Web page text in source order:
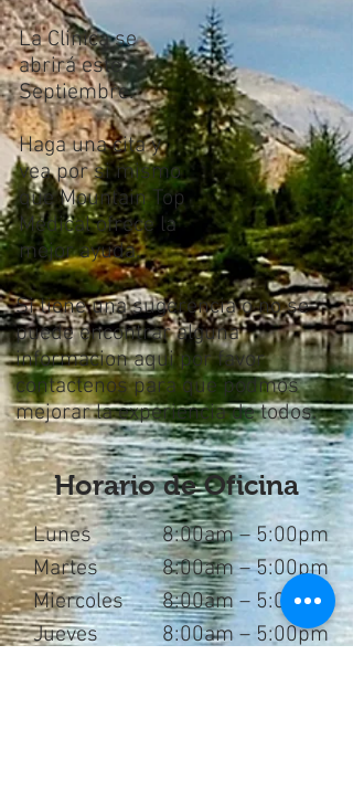
La Clinica se
abrirá este
Septiembre.
Haga una cita y
vea por si mismo
que Mountain Top
Medical ofrece la
mejor ayuda.
Si tiene una sugerencia o no se
puede encontrar alguna
informacion aqui por favor
contactenos para que podmos
mejorar la experiencia de todos.
Horario de Oficina
Lunes
Martes
Miercoles
Jueves
8:00am – 5:00pm
8:00am – 5:00pm
8:00am – 5:00pm
8:00am – 5:00pm